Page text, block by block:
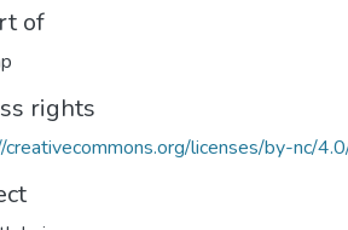
of
rights
licenses/by-nc/